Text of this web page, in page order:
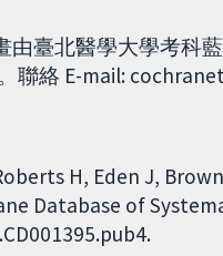
臺北醫學大學考科
聯絡 E-mail:
H, Eden J,
Database of